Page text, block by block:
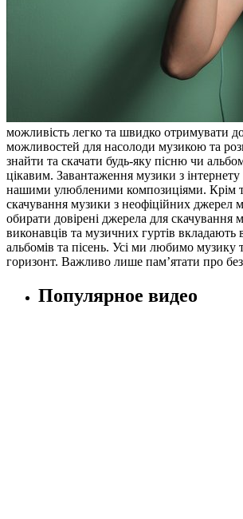
можливість легко та швидко отримувати
можливостей для насолоди музикою та
знайти та скачати будь-яку пісню чи
цікавим. Завантаження музики з
нашими улюбленими композиціями. Крім
скачування музики з неофіційних
обирати довірені джерела для скачування
виконавців та музичних гуртів вкладають
альбомів та пісень. Усі ми любимо
горизонт. Важливо лише пам’ятати про
Популярное видео